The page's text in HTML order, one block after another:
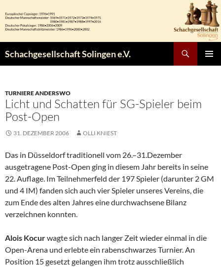
Inhalt
springen
Schachgesellschaft Solingen e.V.
TURNIERE ANDERSWO
Licht und Schatten für SG-Spieler beim
Post-Open
31. DEZEMBER 2006 OLLI KNIEST
Das in Düsseldorf traditionell vom 26.–31.Dezember
ausgetragene Post-Open ging in diesem Jahr bereits in seine
22. Auflage. Im Teilnehmerfeld der 197 Spieler (darunter 2 GM
und 4 IM) fanden sich auch vier Spieler unseres Vereins, die
zum Ende des alten Jahres eine durchwachsene Bilanz
verzeichnen konnten.
Alois Kocurwagte sich nach langer Zeit wieder einmal in die
Open-Arena und erlebte ein rabenschwarzes Turnier. An
Position 15 gesetzt gelangen ihm trotz ausschließlich